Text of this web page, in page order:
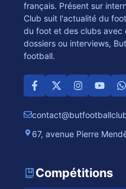
français. Présent sur
Club suit l'actualité du
du foot et des clubs avec
dossiers ou interviews,
football.
67, avenue Pierre
Compétitions